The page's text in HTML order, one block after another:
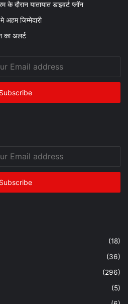
दौरान यातायात डाइवर्ट प्लॉन
अहम जिम्मेदारी
का अलर्ट
(18)
(36)
(296)
(5)